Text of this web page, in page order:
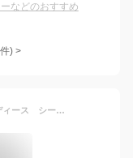
などのおすすめ
件) >
レースタンクトップ タンクトップ レディース シースルー ノースリーブ レースネック Uネック レースインナー 花柄 レースキャミソール インナー タンクトップ レースUネック レース刺繍 通年